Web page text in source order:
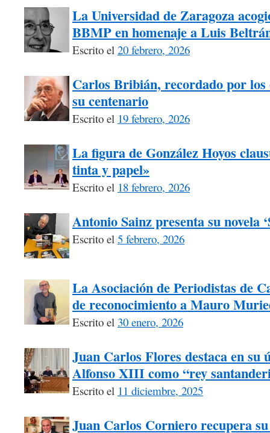
La Universidad de Zaragoza
BBMP en homenaje a Luis
Escrito el 20 febrero, 2026
Carlos Bribián, recordado por los
su centenario
Escrito el 19 febrero, 2026
La figura de González Hoyos
tinta y papel»
Escrito el 18 febrero, 2026
Antonio Sainz presenta su novela
Escrito el 5 febrero, 2026
La Asociación de Periodistas de
de reconocimiento a Mauro
Escrito el 30 enero, 2026
Juan Carlos Flores destaca en
Alfonso XIII como “rey
Escrito el 11 diciembre, 2025
Juan Carlos Corniero recupera